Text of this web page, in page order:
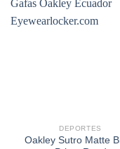
DEPORTES
Oakley Sutro Matte